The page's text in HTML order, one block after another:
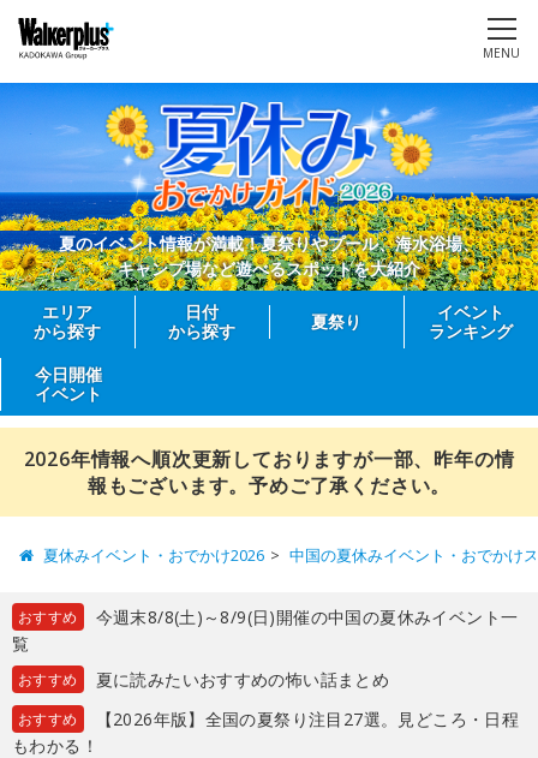
MENU
夏のイベント情報が満載！夏祭りやプール、海水浴場、
キャンプ場など遊べるスポットを大紹介
エリア
から探す
日付
から探す
夏祭り
イベント
ランキング
今日開催
イベント
2026年情報へ順次更新しておりますが一部、昨年の情
報もございます。予めご了承ください。
夏休みイベント・おでかけ2026 中国の夏休みイベント・おでかけ
おすすめ
今週末8/8(土)～8/9(日)開催の中国の夏休みイベント一
覧
おすすめ 夏に読みたいおすすめの怖い話まとめ
おすすめ
【2026年版】全国の夏祭り注目27選。見どころ・日程
もわかる！